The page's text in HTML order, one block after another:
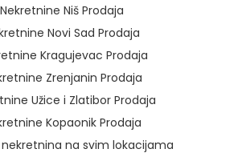
Nekretnine Niš Prodaja
Novi Sad Prodaja
Kragujevac Prodaja
Zrenjanin Prodaja
Užice i Zlatibor Prodaja
Kopaonik Prodaja
na svim lokacijama